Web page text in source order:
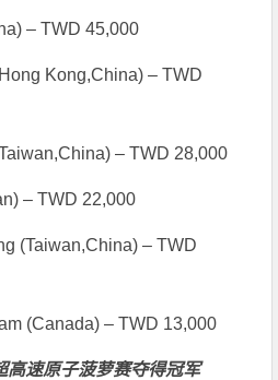
– TWD 45,000
Kong,China) – TWD
– TWD 28,000
– TWD 22,000
(Taiwan,China) – TWD
(Canada) – TWD 13,000
速原子菠萝赛夺得冠军